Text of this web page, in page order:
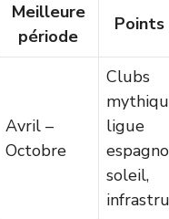
Meilleure
période
Avril –
Octobre
Clubs
ligue
soleil,